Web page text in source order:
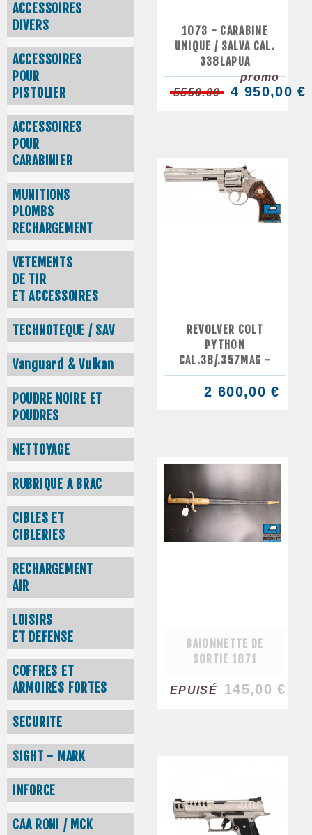
ACCESSOIRES
DIVERS
ACCESSOIRES
POUR
PISTOLIER
ACCESSOIRES
POUR
CARABINIER
MUNITIONS
PLOMBS
RECHARGEMENT
VETEMENTS
DE TIR
ET ACCESSOIRES
TECHNOTEQUE / SAV
Vanguard & Vulkan
POUDRE NOIRE ET
POUDRES
NETTOYAGE
RUBRIQUE A BRAC
CIBLES ET
CIBLERIES
RECHARGEMENT
AIR
LOISIRS
ET DEFENSE
COFFRES ET
ARMOIRES FORTES
SECURITE
SIGHT - MARK
INFORCE
CAA RONI / MCK
1073 - CARABINE
UNIQUE / SALVA CAL.
338LAPUA
promo
5550.00
4 950,00 €
REVOLVER COLT
PYTHON
CAL.38/.357MAG -
2 600,00 €
BAIONNETTE DE
SORTIE 1871
EPUISÉ 145,00 €